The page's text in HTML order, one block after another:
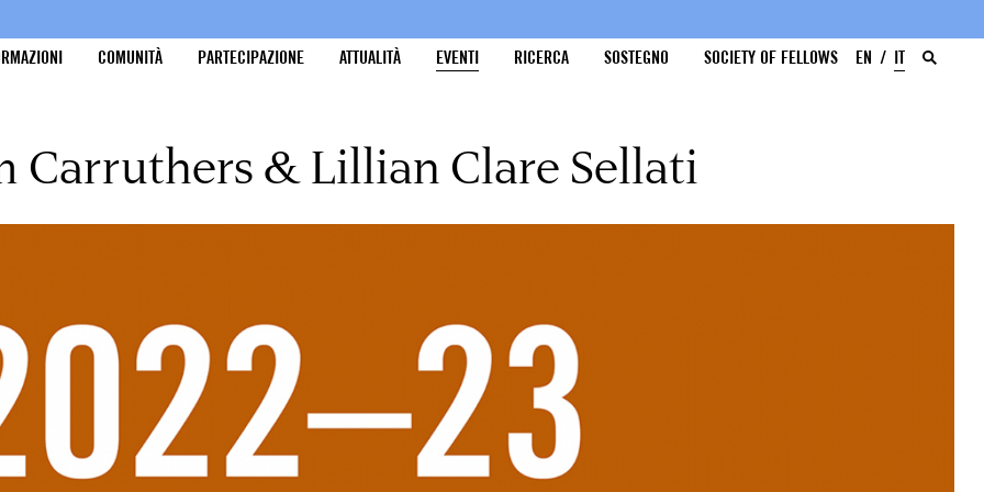
COMUNITÀ PARTECIPAZIONE ATTUALITÀ EVENTI RICERCA SOSTEGNO SOCIETY OF FELLOWS EN IT
Carruthers & Lillian Clare Sellati